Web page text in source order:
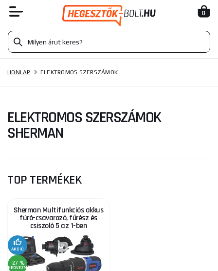
0
HONLAP ELEKTROMOS SZERSZÁMOK
ELEKTROMOS SZERSZÁMOK
SHERMAN
TOP TERMÉKEK
Sherman Multifunkciós akkus
fúró-csavarozó, fűrész és
csiszoló 5 az 1-ben
AKCIÓ
-27 %
KEDVEZMÉNY